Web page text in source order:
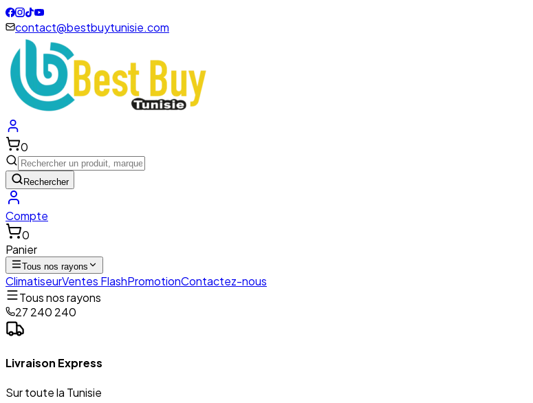
contact@bestbuytunisie.com
0
Rechercher
Compte
0
Panier
Tous nos rayons
ClimatiseurVentes FlashPromotionContactez-nous
Tous nos rayons
27 240 240
Livraison Express
Sur toute la Tunisie